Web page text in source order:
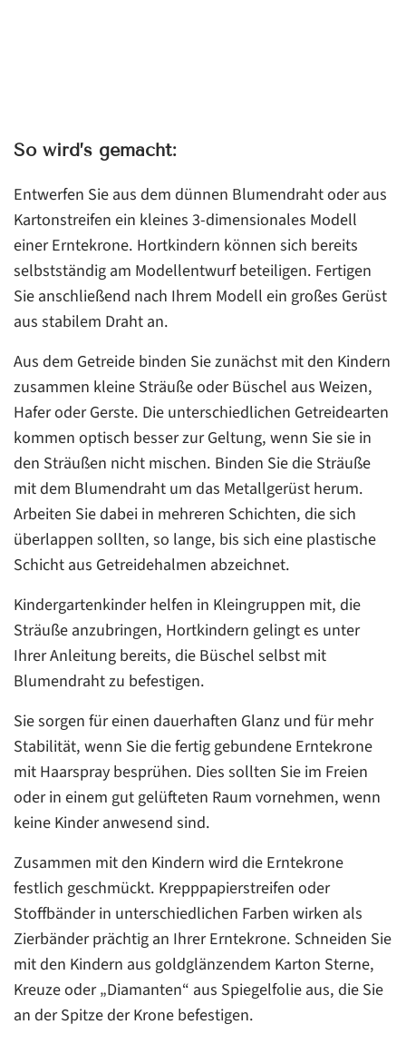
So wird’s gemacht:
Entwerfen Sie aus dem dünnen Blumendraht oder aus
Kartonstreifen ein kleines 3-dimensionales Modell
einer Erntekrone. Hortkindern können sich bereits
selbstständig am Modellentwurf beteiligen. Fertigen
Sie anschließend nach Ihrem Modell ein großes Gerüst
aus stabilem Draht an.
Aus dem Getreide binden Sie zunächst mit den Kindern
zusammen kleine Sträuße oder Büschel aus Weizen,
Hafer oder Gerste. Die unterschiedlichen Getreidearten
kommen optisch besser zur Geltung, wenn Sie sie in
den Sträußen nicht mischen. Binden Sie die Sträuße
mit dem Blumendraht um das Metallgerüst herum.
Arbeiten Sie dabei in mehreren Schichten, die sich
überlappen sollten, so lange, bis sich eine plastische
Schicht aus Getreidehalmen abzeichnet.
Kindergartenkinder helfen in Kleingruppen mit, die
Sträuße anzubringen, Hortkindern gelingt es unter
Ihrer Anleitung bereits, die Büschel selbst mit
Blumendraht zu befestigen.
Sie sorgen für einen dauerhaften Glanz und für mehr
Stabilität, wenn Sie die fertig gebundene Erntekrone
mit Haarspray besprühen. Dies sollten Sie im Freien
oder in einem gut gelüfteten Raum vornehmen, wenn
keine Kinder anwesend sind.
Zusammen mit den Kindern wird die Erntekrone
festlich geschmückt. Krepppapierstreifen oder
Stoffbänder in unterschiedlichen Farben wirken als
Zierbänder prächtig an Ihrer Erntekrone. Schneiden Sie
mit den Kindern aus goldglänzendem Karton Sterne,
Kreuze oder „Diamanten“ aus Spiegelfolie aus, die Sie
an der Spitze der Krone befestigen.